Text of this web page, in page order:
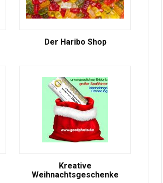
Der Haribo Shop
Kreative
Weihnachtsgeschenke